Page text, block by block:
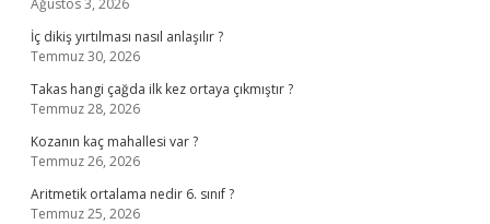
Ağustos 3, 2026
İç dikiş yırtılması nasıl anlaşılır ?
Temmuz 30, 2026
Takas hangi çağda ilk kez ortaya çıkmıştır ?
Temmuz 28, 2026
Kozanın kaç mahallesi var ?
Temmuz 26, 2026
Aritmetik ortalama nedir 6. sınıf ?
Temmuz 25, 2026